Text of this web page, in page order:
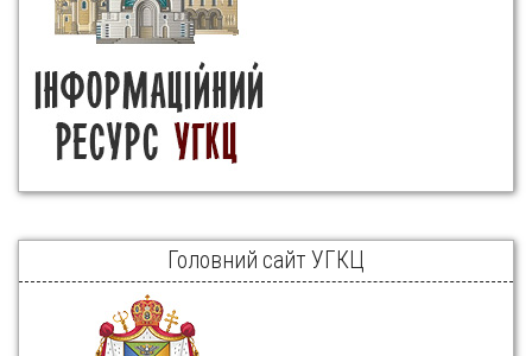
Головний сайт УГКЦ